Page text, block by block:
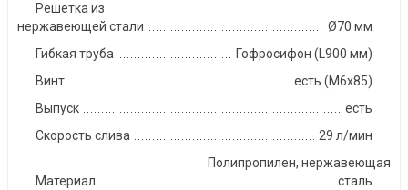
Решетка из
нержавеющей стали
Ø70 мм
Гибкая труба
Гофросифон (L900 мм)
Винт
есть (М6х85)
Выпуск
есть
Скорость слива
29 л/мин
Материал
Полипропилен, нержавеющая
сталь